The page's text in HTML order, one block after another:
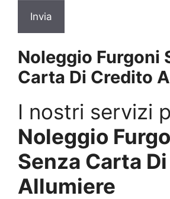
Noleggio Furgoni
Carta Di Credito
I nostri servizi
Noleggio
Senza Carta
Allumiere